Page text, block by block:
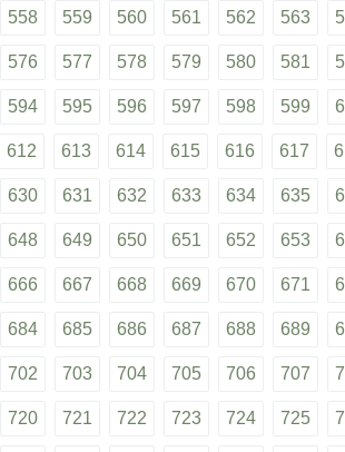
558 559 560 561 562 563
576 577 578 579 580 581
594 595 596 597 598 599
612 613 614 615 616 617
630 631 632 633 634 635
648 649 650 651 652 653
666 667 668 669 670 671
684 685 686 687 688 689
702 703 704 705 706 707
720 721 722 723 724 725